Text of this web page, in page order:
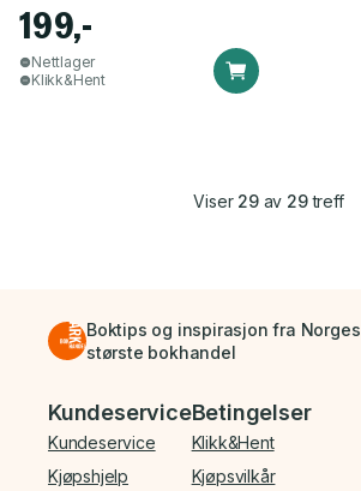
199,-
Nettlager
Klikk&Hent
Viser 29av 29treff
Boktips og inspirasjon fra Norges
største bokhandel
Bunnmeny
Kundeservice
Kundeservice
Kjøpshjelp
Betingelser
Klikk&Hent
Kjøpsvilkår